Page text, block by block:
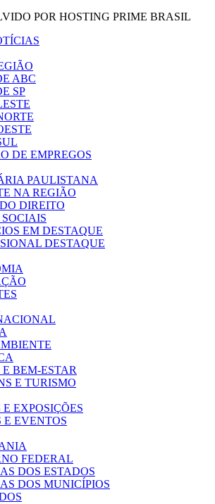
POR HOSTING PRIME BRASIL
ABC
SP
DE EMPREGOS
PAULISTANA
NA REGIÃO
DIREITO
EM DESTAQUE
DESTAQUE
BEM-ESTAR
E TURISMO
EXPOSIÇÕES
E EVENTOS
FEDERAL
DOS ESTADOS
DOS MUNICÍPIOS